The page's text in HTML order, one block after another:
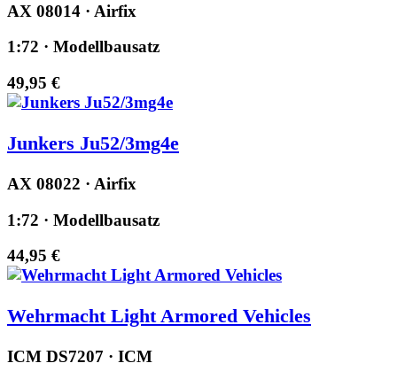
AX 08014 · Airfix
1:72 · Modellbausatz
49,95 €
Junkers Ju52/3mg4e
AX 08022 · Airfix
1:72 · Modellbausatz
44,95 €
Wehrmacht Light Armored Vehicles
ICM DS7207 · ICM